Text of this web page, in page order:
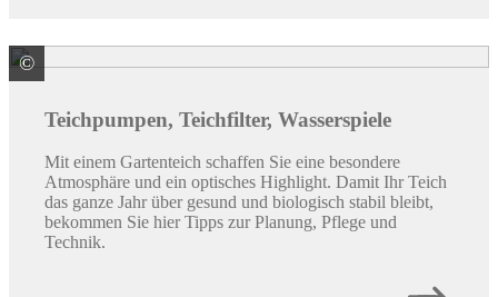
© OASE GmbH
Teichpumpen, Teichfilter, Wasserspiele
Mit einem Gartenteich schaffen Sie eine besondere
Atmosphäre und ein optisches Highlight. Damit Ihr Teich
das ganze Jahr über gesund und biologisch stabil bleibt,
bekommen Sie hier Tipps zur Planung, Pflege und
Technik.